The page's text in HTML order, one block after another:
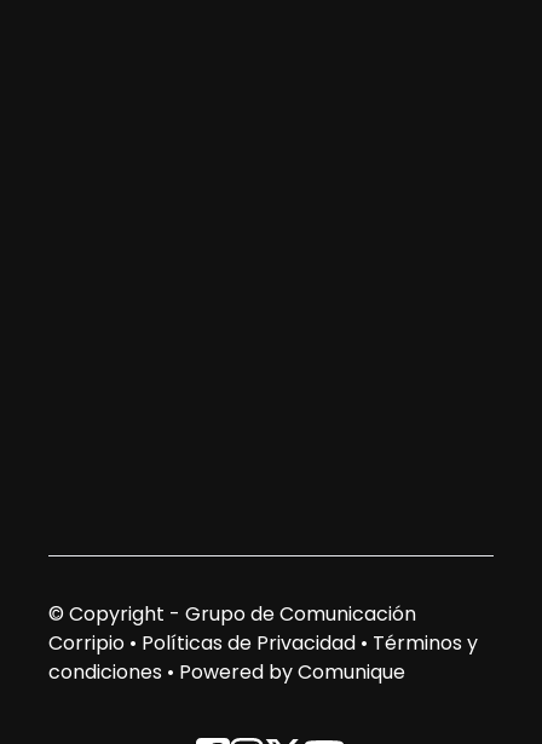
© Copyright - Grupo de Comunicación
Corripio • Políticas de Privacidad • Términos y
condiciones • Powered by Comunique